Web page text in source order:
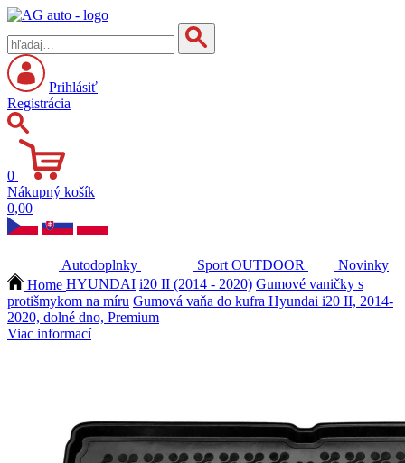
Prihlásiť
Registrácia
0
Nákupný košík
0,00
Autodoplnky Sport OUTDOOR
Novinky
Home HYUNDAI i20 II (2014 - 2020) Gumové vaničky s
protišmykom na míru Gumová vaňa do kufra Hyundai i20 II, 2014-
2020, dolné dno, Premium
Viac informací